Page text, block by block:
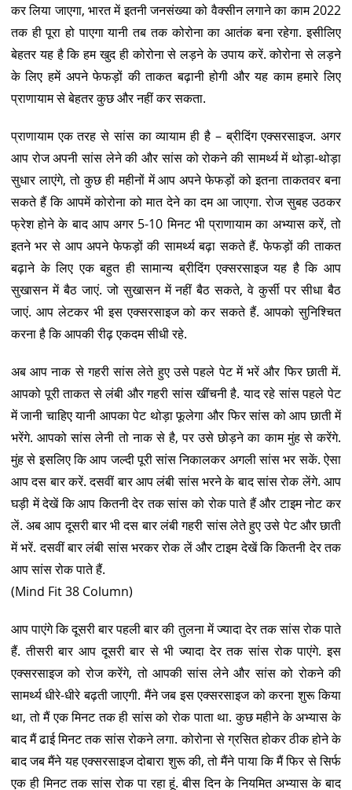
कर लिया जाएगा, भारत में इतनी जनसंख्या को वैक्सीन लगाने का काम 2022
तक ही पूरा हो पाएगा यानी तब तक कोरोना का आतंक बना रहेगा. इसीलिए
बेहतर यह है कि हम खुद ही कोरोना से लड़ने के उपाय करें. कोरोना से लड़ने
के लिए हमें अपने फेफड़ों की ताकत बढ़ानी होगी और यह काम हमारे लिए
प्राणायाम से बेहतर कुछ और नहीं कर सकता.
प्राणायाम एक तरह से सांस का व्यायाम ही है – ब्रीदिंग एक्सरसाइज. अगर
आप रोज अपनी सांस लेने की और सांस को रोकने की सामर्थ्य में थोड़ा-थोड़ा
सुधार लाएंगे, तो कुछ ही महीनों में आप अपने फेफड़ों को इतना ताकतवर बना
सकते हैं कि आपमें कोरोना को मात देने का दम आ जाएगा. रोज सुबह उठकर
फ्रेश होने के बाद आप अगर 5-10 मिनट भी प्राणायाम का अभ्यास करें, तो
इतने भर से आप अपने फेफड़ों की सामर्थ्य बढ़ा सकते हैं. फेफड़ों की ताकत
बढ़ाने के लिए एक बहुत ही सामान्य ब्रीदिंग एक्सरसाइज यह है कि आप
सुखासन में बैठ जाएं. जो सुखासन में नहीं बैठ सकते, वे कुर्सी पर सीधा बैठ
जाएं. आप लेटकर भी इस एक्सरसाइज को कर सकते हैं. आपको सुनिश्चित
करना है कि आपकी रीढ़ एकदम सीधी रहे.
अब आप नाक से गहरी सांस लेते हुए उसे पहले पेट में भरें और फिर छाती में.
आपको पूरी ताकत से लंबी और गहरी सांस खींचनी है. याद रहे सांस पहले पेट
में जानी चाहिए यानी आपका पेट थोड़ा फूलेगा और फिर सांस को आप छाती में
भरेंगे. आपको सांस लेनी तो नाक से है, पर उसे छोड़ने का काम मुंह से करेंगे.
मुंह से इसलिए कि आप जल्दी पूरी सांस निकालकर अगली सांस भर सकें. ऐसा
आप दस बार करें. दसवीं बार आप लंबी सांस भरने के बाद सांस रोक लेंगे. आप
घड़ी में देखें कि आप कितनी देर तक सांस को रोक पाते हैं और टाइम नोट कर
लें. अब आप दूसरी बार भी दस बार लंबी गहरी सांस लेते हुए उसे पेट और छाती
में भरें. दसवीं बार लंबी सांस भरकर रोक लें और टाइम देखें कि कितनी देर तक
आप सांस रोक पाते हैं.
(Mind Fit 38 Column)
आप पाएंगे कि दूसरी बार पहली बार की तुलना में ज्यादा देर तक सांस रोक पाते
हैं. तीसरी बार आप दूसरी बार से भी ज्यादा देर तक सांस रोक पाएंगे. इस
एक्सरसाइज को रोज करेंगे, तो आपकी सांस लेने और सांस को रोकने की
सामर्थ्य धीरे-धीरे बढ़ती जाएगी. मैंने जब इस एक्सरसाइज को करना शुरू किया
था, तो मैं एक मिनट तक ही सांस को रोक पाता था. कुछ महीने के अभ्यास के
बाद मैं ढाई मिनट तक सांस रोकने लगा. कोरोना से ग्रसित होकर ठीक होने के
बाद जब मैंने यह एक्सरसाइज दोबारा शुरू की, तो मैंने पाया कि मैं फिर से सिर्फ
एक ही मिनट तक सांस रोक पा रहा हूं. बीस दिन के नियमित अभ्यास के बाद